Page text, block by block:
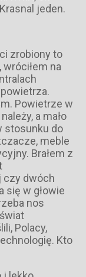
jeden.
zrobiony to
wróciłem na
Powietrze w
a mało
stosunku do
meble
Brałem z
czy dwóch
się w głowie
nos
Polacy,
Kto